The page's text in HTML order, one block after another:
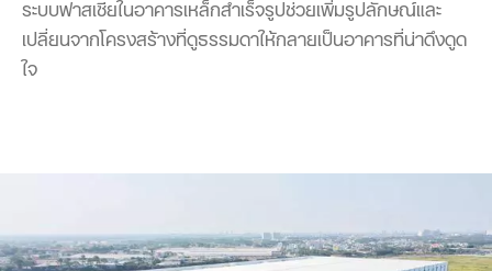
ระบบ
ผลิตภัณฑ์
มีเดีย
เปลี่ยนจากโครงสร้างที่ดูธรรมดาให้กลายเป็นอาคารที่น่าดึงดูด
ใจ